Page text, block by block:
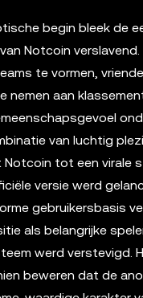
begin bleek de
Notcoin verslavend.
te vormen,
nemen aan
van luchtig
tot een virale
versie werd
gebruikersbasis
als belangrijke
werd verstevigd.
beweren dat de